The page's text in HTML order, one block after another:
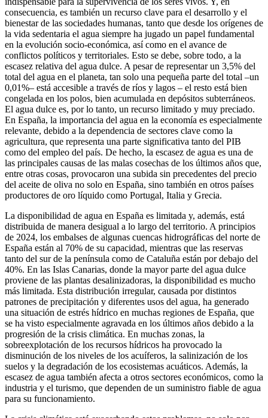
consecuencia, es también un recurso clave para el desarrollo y el
bienestar de las sociedades humanas, tanto que desde los orígenes de
la vida sedentaria el agua siempre ha jugado un papel fundamental
en la evolución socio-económica, así como en el avance de
conflictos políticos y territoriales. Esto se debe, sobre todo, a la
escasez relativa del agua dulce. A pesar de representar un 3,5% del
total del agua en el planeta, tan solo una pequeña parte del total –un
0,01%– está accesible a través de ríos y lagos – el resto está bien
congelada en los polos, bien acumulada en depósitos subterráneos.
El agua dulce es, por lo tanto, un recurso limitado y muy preciado.
En España, la importancia del agua en la economía es especialmente
relevante, debido a la dependencia de sectores clave como la
agricultura, que representa una parte significativa tanto del PIB
como del empleo del país. De hecho, la escasez de agua es una de
las principales causas de las malas cosechas de los últimos años que,
entre otras cosas, provocaron una subida sin precedentes del precio
del aceite de oliva no solo en España, sino también en otros países
productores de oro líquido como Portugal, Italia y Grecia.
La disponibilidad de agua en España es limitada y, además, está
distribuida de manera desigual a lo largo del territorio. A principios
de 2024, los embalses de algunas cuencas hidrográficas del norte de
España están al 70% de su capacidad, mientras que las reservas
tanto del sur de la península como de Cataluña están por debajo del
40%. En las Islas Canarias, donde la mayor parte del agua dulce
proviene de las plantas desalinizadoras, la disponibilidad es mucho
más limitada. Esta distribución irregular, causada por distintos
patrones de precipitación y diferentes usos del agua, ha generado
una situación de estrés hídrico en muchas regiones de España, que
se ha visto especialmente agravada en los últimos años debido a la
progresión de la crisis climática. En muchas zonas, la
sobreexplotación de los recursos hídricos ha provocado la
disminución de los niveles de los acuíferos, la salinización de los
suelos y la degradación de los ecosistemas acuáticos. Además, la
escasez de agua también afecta a otros sectores económicos, como la
industria y el turismo, que dependen de un suministro fiable de agua
para su funcionamiento.